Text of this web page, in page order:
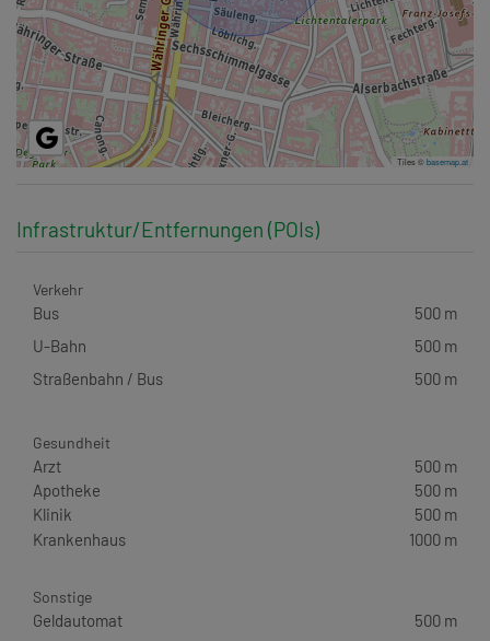
Tiles ©basemap.at
Infrastruktur/Entfernungen (POIs)
Verkehr
Bus
500 m
U-Bahn
500 m
Straßenbahn / Bus
500 m
Gesundheit
Arzt
500 m
Apotheke
500 m
Klinik
500 m
Krankenhaus
1000 m
Sonstige
Geldautomat
500 m